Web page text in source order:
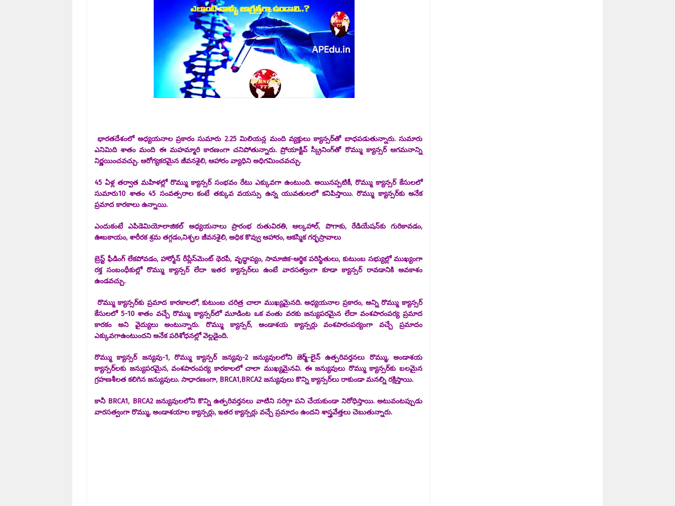
భారతదేశంలో అధ్యయనాల ప్రకారం సుమారు 2.25 మిలియన్ల మంది వ్యక్తులు క్యాన్సర్‌తో బాధపడుతున్నారు. సుమారు
ఎనిమిది శాతం మంది ఈ మహమ్మారి కారణంగా చనిపోతున్నారు. ప్రోయాక్టివ్ స్క్రీనింగ్‌తో రొమ్ము క్యాన్సర్ ఆగమనాన్ని
నిర్ణయించవచ్చు. ఆరోగ్యకరమైన జీవనశైలి, ఆహారం వ్యాధిని అధిగమించవచ్చు.
45 ఏళ్ల తర్వాత మహిళల్లో రొమ్ము క్యాన్సర్ సంభవం రేటు ఎక్కువగా ఉంటుంది. అయినప్పటికీ, రొమ్ము క్యాన్సర్ కేసులలో
సుమారు10 శాతం 45 సంవత్సరాల కంటే తక్కువ వయస్సు ఉన్న యువతులలో కనిపిస్తాయి. రొమ్ము క్యాన్సర్‌కు అనేక
ప్రమాద కారకాలు ఉన్నాయి.
ఎందుకంటే ఎపిడెమియోలాజికల్ అధ్యయనాలు ప్రారంభ రుతువిరతి, ఆల్కహాల్, పొగాకు, రేడియేషన్‌కు గురికావడం,
ఊబకాయం, శారీరక శ్రమ తగ్గడం,నిశ్చల జీవనశైలి, అధిక కొవ్వు ఆహారం, ఆకస్మిక గర్భస్రావాలు
బ్రెస్ట్ ఫీడింగ్ లేకపోవడం, హార్మోన్ రీప్లేస్‌మెంట్ థెరపీ, వృద్ధాప్యం, సామాజిక-ఆర్థిక పరిస్థితులు, కుటుంబ సభ్యుల్లో ముఖ్యంగా
రక్త సంబంధీకుల్లో రొమ్ము క్యాన్సర్ లేదా ఇతర క్యాన్సర్‌లు ఉంటే వారసత్వంగా కూడా క్యాన్సర్ రావడానికి అవకాశం
ఉండవచ్చు.
రొమ్ము క్యాన్సర్‌కు ప్రమాద కారకాలలో, కుటుంబ చరిత్ర చాలా ముఖ్యమైనది. అధ్యయనాల ప్రకారం, అన్ని రొమ్ము క్యాన్సర్
కేసులలో 5-10 శాతం వచ్చే రొమ్ము క్యాన్సర్‌లో మూడింట ఒక వంతు వరకు జన్యుపరమైన లేదా వంశపారంపర్య ప్రమాద
కారకం అని వైద్యులు అంటున్నారు. రొమ్ము క్యాన్సర్, అండాశయ క్యాన్సర్లు వంశపారంపర్యంగా వచ్చే ప్రమాదం
ఎక్కువగాఉంటుందని అనేక పరిశోధనల్లో వెల్లడైంది.
రొమ్ము క్యాన్సర్ జన్యవు-1, రొమ్ము క్యాన్సర్ జన్యవు-2 జన్యువులలోని జెర్మ్-లైన్ ఉత్పరివర్తనలు రొమ్ము, అండాశయ
క్యాన్సర్‌లకు జన్యుపరమైన, వంశపారంపర్య కారకాలలో చాలా ముఖ్యమైనవి. ఈ జన్యువులు రొమ్ము క్యాన్సర్‌కు బలమైన
గ్రహణశీలత కలిగిన జన్యువులు. సాధారణంగా, BRCA1,BRCA2 జన్యువులు కొన్ని క్యాన్సర్‌లు రాకుండా మనల్ని రక్షిస్తాయి.
కానీ BRCA1, BRCA2 జన్యువులలోని కొన్ని ఉత్పరివర్తనలు వాటిని సరిగ్గా పని చేయకుండా నిరోధిస్తాయి. అటువంటప్పుడు
వారసత్వంగా రొమ్ము, అండాశయాల క్యాన్సర్లు, ఇతర క్యాన్సర్లు వచ్చే ప్రమాదం ఉందని శాస్త్రవేత్తలు చెబుతున్నారు.